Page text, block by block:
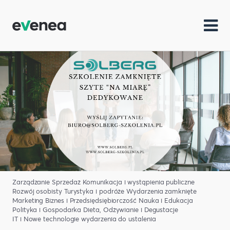
Zarządzanie Sprzedaż Komunikacja i wystąpienia publiczne
Rozwój osobisty Turystyka i podróże Wydarzenia zamknięte
Marketing Biznes i Przedsiędsiębiorczość Nauka i Edukacja
Polityka i Gospodarka Dieta, Odżywianie i Degustacje
IT i Nowe technologie wydarzenia do ustalenia